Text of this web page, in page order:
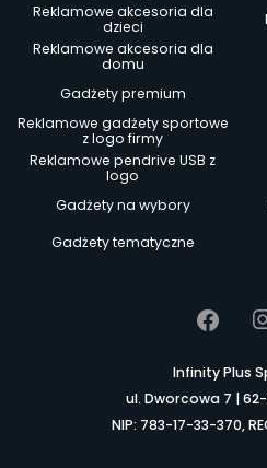
Reklamowe akcesoria dla
dzieci
Reklamowe akcesoria dla
domu
Gadżety premium
Reklamowe gadżety sportowe
z logo firmy
Reklamowe pendrive USB z
logo
Gadżety na wybory
Gadżety tematyczne
Infinity Plus
ul. Dworcowa 7 |
NIP: 783-17-33-370,